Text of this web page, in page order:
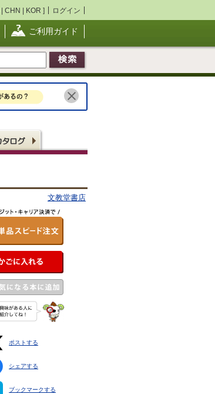
| CHN | KOR ] ログイン
ご利用ガイド
文教堂書店
ポストする
シェアする
ブックマークする